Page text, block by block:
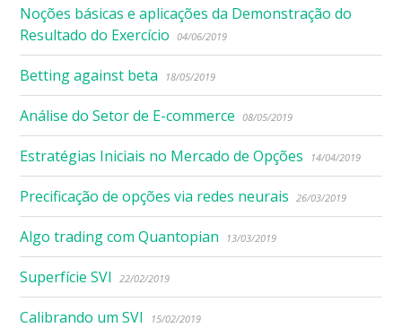
Noções básicas e aplicações da Demonstração do
Resultado do Exercício
04/06/2019
Betting against beta 18/05/2019
Análise do Setor de E-commerce 08/05/2019
Estratégias Iniciais no Mercado de Opções 14/04/2019
Precificação de opções via redes neurais 26/03/2019
Algo trading com Quantopian 13/03/2019
Superfície SVI 22/02/2019
Calibrando um SVI 15/02/2019